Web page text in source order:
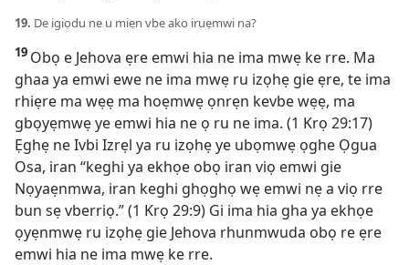
19. De igiọdu ne u miẹn vbe ako iruẹmwi na?
19 Obọ e Jehova ẹre emwi hia ne ima mwẹ ke rre. Ma
ghaa ya emwi ewe ne ima mwẹ ru izọhẹ gie ẹre, te ima
rhiẹre ma wẹẹ ma hoẹmwẹ ọnrẹn kevbe wẹẹ, ma
gbọyẹmwẹ ye emwi hia ne ọ ru ne ima. (1 Krọ 29:17)
Ẹghẹ ne Ivbi Izrẹl ya ru izọhẹ ye ubọmwẹ ọghe Ọgua
Osa, iran “keghi ya ekhọe obọ iran viọ emwi gie
Nọyaẹnmwa, iran keghi ghọghọ wẹ emwi nẹ a viọ rre
bun sẹ vberriọ.” (1 Krọ 29:9) Gi ima hia gha ya ekhọe
ọyẹnmwẹ ru izọhẹ gie Jehova rhunmwuda obọ re ẹre
emwi hia ne ima mwẹ ke rre.